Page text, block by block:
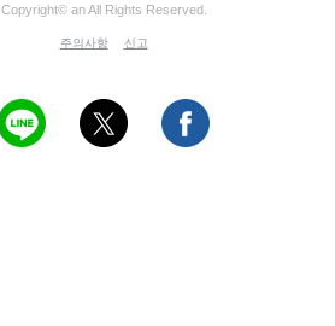
Copyright© an All Rights Reserved.
주의사항 신고